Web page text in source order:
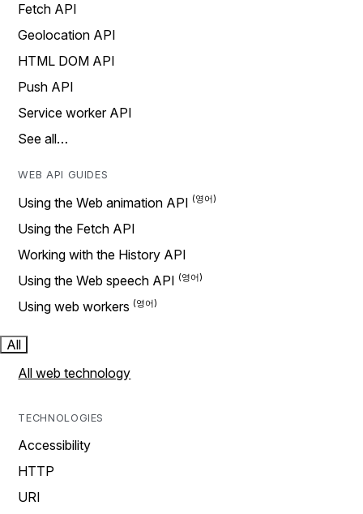
Fetch API
Geolocation API
HTML DOM API
Push API
Service worker API
See all…
WEB API GUIDES
Using the Web animation API
Using the Fetch API
Working with the History API
Using the Web speech API
Using web workers
All
All web technology
TECHNOLOGIES
Accessibility
HTTP
URI